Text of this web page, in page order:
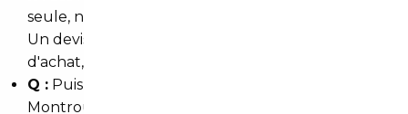
seule, négociation ou accompagnement complet).
Un devis personnalisé prend en compte le pays
d'achat, le modèle et les formalités à réaliser.
Q : Puis-je importer une voiture si je vis à
Montrouge sans être présent lors de l'achat ?